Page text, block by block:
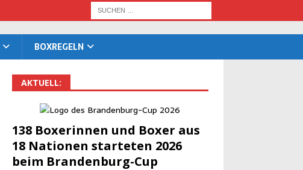
BOX­RE­GELN
AKTU­ELL:
138 Boxe­rin­nen und Boxer aus
18 Natio­nen star­te­ten 2026
beim Brandenburg-Cup